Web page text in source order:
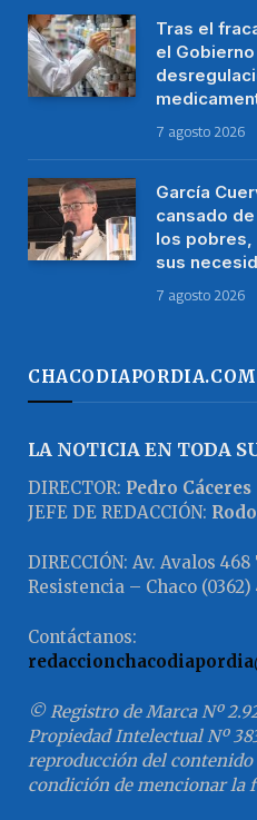
Tras el
el
7 agosto 2026
García
cansado
los pobres,
sus
7 agosto 2026
CHACODIAPORDIA.COM
LA NOTICIA EN TODA
DIRECTOR: Pedro Cáceres
JEFE DE REDACCIÓN:
DIRECCIÓN: Av. Avalos
Resistencia – Chaco (0362)
Contáctanos:
© Registro de Marca Nº
Propiedad Intelectual Nº
reproducción del contenido
condición de mencionar la